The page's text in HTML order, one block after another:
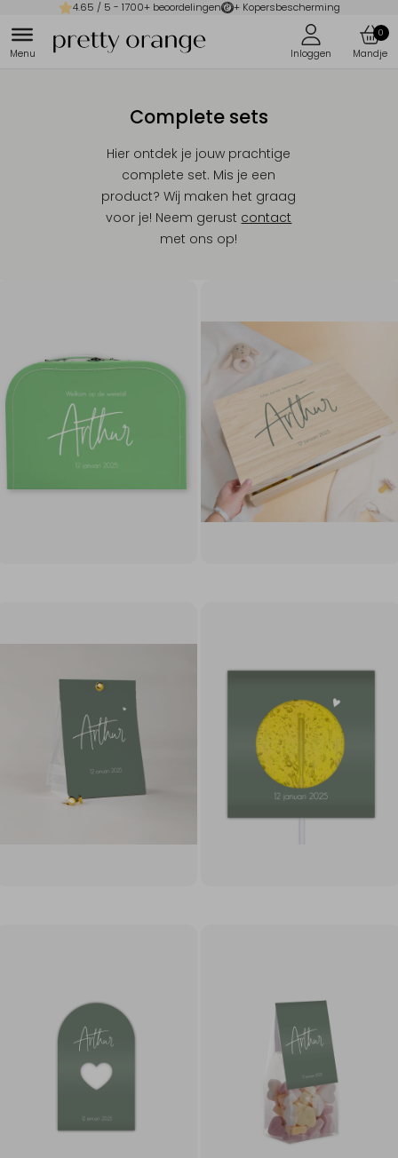
4.65 / 5 - 1700+ beoordelingen + Kopersbescherming
0
Complete sets
Hier ontdek je jouw prachtige
complete set. Mis je een
product? Wij maken het graag
voor je! Neem gerust contact
met ons op!